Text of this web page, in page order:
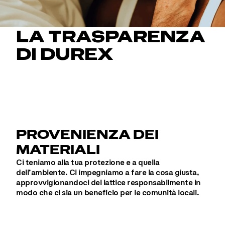
LA TRASPARENZA
DI DUREX
PROVENIENZA DEI
MATERIALI
Ci teniamo alla tua protezione e a quella
dell’ambiente. Ci impegniamo a fare la cosa giusta,
approvvigionandoci del lattice responsabilmente in
modo che ci sia un beneficio per le comunità locali.